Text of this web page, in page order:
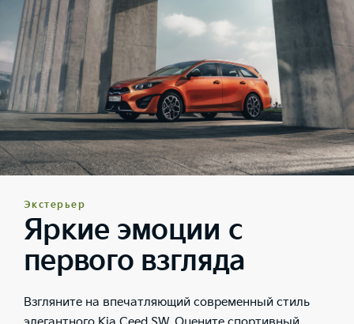
Экстерьер
Яркие эмоции с
первого взгляда
Взгляните на впечатляющий современный стиль